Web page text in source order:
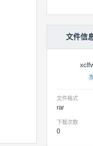
文件信
文件格式
rar
下载次数
0